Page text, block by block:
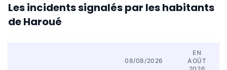
Les incidents signalés par les habitants
de Haroué
08/08/2026
EN
AOÛT